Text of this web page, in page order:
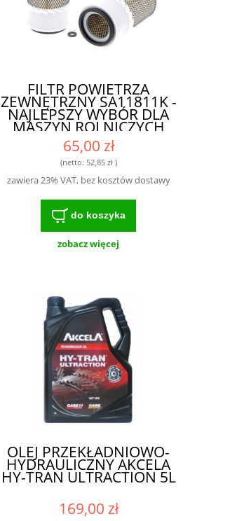
FILTR POWIETRZA
ZEWNĘTRZNY SA11811K -
NAJLEPSZY WYBÓR DLA
MASZYN ROLNICZYCH
65,00 zł
(netto: 52,85 zł)
zawiera 23% VAT, bez kosztów dostawy
do koszyka
zobacz więcej
OLEJ PRZEKŁADNIOWO-
HYDRAULICZNY AKCELA
HY-TRAN ULTRACTION 5L
169,00 zł